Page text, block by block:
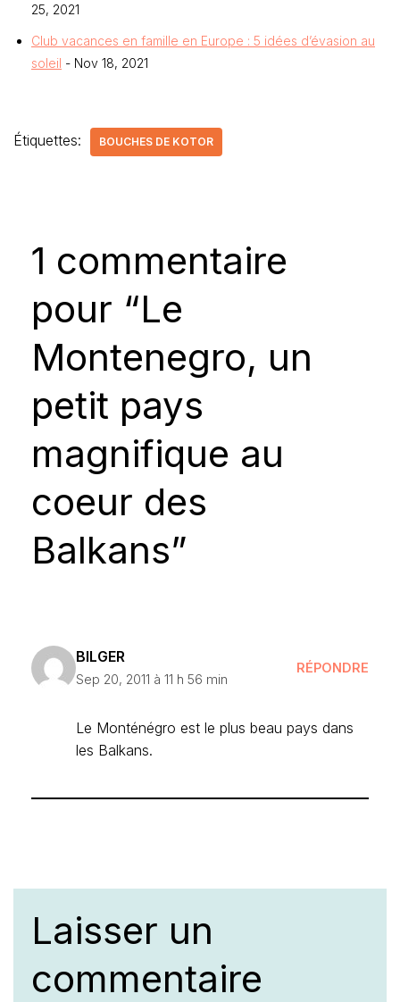
25, 2021
Club vacances en famille en Europe : 5 idées d’évasion au
soleil - Nov 18, 2021
Étiquettes: BOUCHES DE KOTOR
1 commentaire
pour “Le
Montenegro, un
petit pays
magnifique au
coeur des
Balkans”
BILGER
Sep 20, 2011 à 11 h 56 min
RÉPONDRE
Le Monténégro est le plus beau pays dans
les Balkans.
Laisser un
commentaire